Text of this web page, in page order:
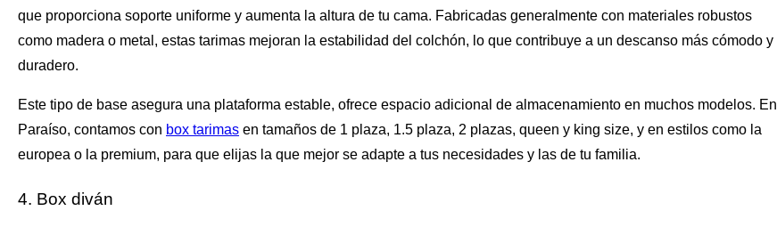
que proporciona soporte uniforme y aumenta la altura de tu cama. Fabricadas generalmente con materiales robustos
como madera o metal, estas tarimas mejoran la estabilidad del colchón, lo que contribuye a un descanso más cómodo y
duradero.
Este tipo de base asegura una plataforma estable, ofrece espacio adicional de almacenamiento en muchos modelos. En
Paraíso, contamos con box tarimas en tamaños de 1 plaza, 1.5 plaza, 2 plazas, queen y king size, y en estilos como la
europea o la premium, para que elijas la que mejor se adapte a tus necesidades y las de tu familia.
4. Box diván